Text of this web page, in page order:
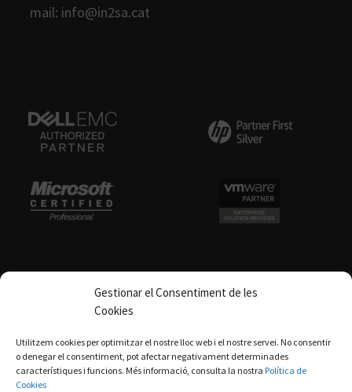
Gestionar el Consentiment de les
Cookies
Utilitzem cookies per optimitzar el nostre lloc web i el nostre servei. No consentir
o denegar el consentiment, pot afectar negativament determinades
característiques i funcions. Més informació, consulta la nostra Política de
Cookies
mail: info@in2sa.cat